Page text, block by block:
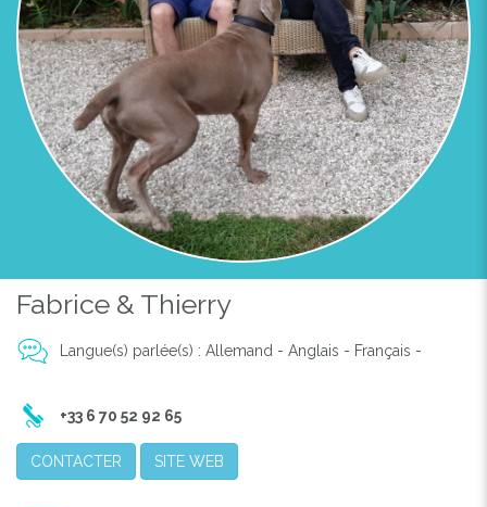
Fabrice & Thierry
Langue(s) parlée(s) : Allemand - Anglais - Français -
+33 6 70 52 92 65
CONTACTER SITE WEB